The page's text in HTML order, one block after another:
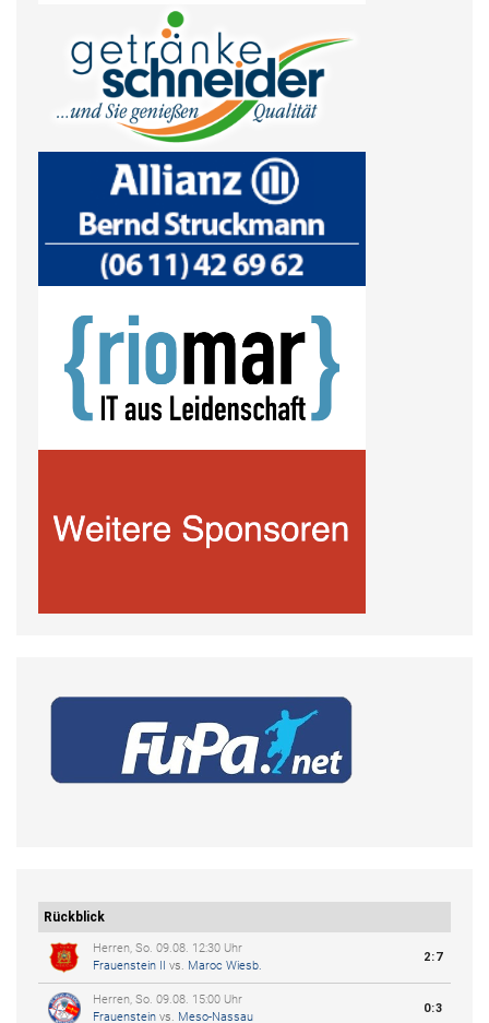
Rückblick
Herren, So. 09.08. 12:30 Uhr
Frauenstein II vs. Maroc Wiesb.
2:7
Herren, So. 09.08. 15:00 Uhr
Frauenstein vs. Meso-Nassau
0:3